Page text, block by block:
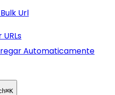
Url
Automaticamente
⌘K